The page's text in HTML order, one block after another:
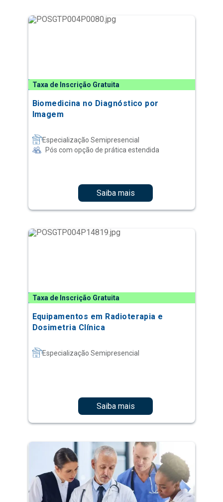
Taxa de Inscrição Gratuita
Biomedicina no Diagnóstico por
Imagem
Especialização Semipresencial
Pós com opção de prática estendida
Saiba mais
Taxa de Inscrição Gratuita
Equipamentos em Radioterapia e
Dosimetria Clínica
Especialização Semipresencial
Saiba mais